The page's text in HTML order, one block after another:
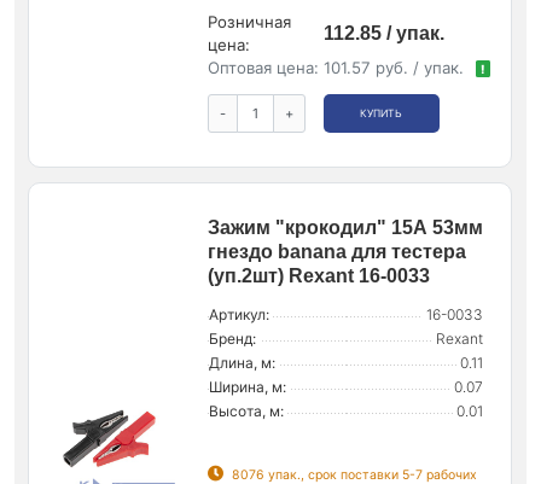
Розничная
цена:
112.85 / упак.
Оптовая цена: 101.57 руб. / упак. !
- + КУПИТЬ
Зажим "крокодил" 15А 53мм
гнездо banana для тестера
(уп.2шт) Rexant 16-0033
Артикул:
16-0033
Бренд:
Rexant
Длина, м:
0.11
Ширина, м:
0.07
Высота, м:
0.01
8076 упак., срок поставки 5-7 рабочих